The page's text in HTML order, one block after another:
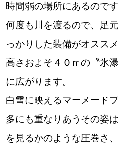
道南
道東
道央
KEYWORD キーワード
Sitakke編集部あい
時間弱の場所にあるので
何度も川を渡るので、足
っかりした装備がオススメ
高さおよそ４０ｍの〝氷
に広がります。
白雪に映えるマーメード
多にも重なりあうその姿
を見るかのような圧巻さ